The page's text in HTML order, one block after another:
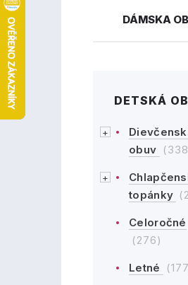
DÁMSKA
DETSKÁ
obuv
topánky
Celoročné
(276)
Letné